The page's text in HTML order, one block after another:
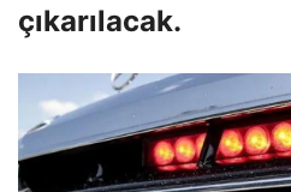
çıkarılacak.